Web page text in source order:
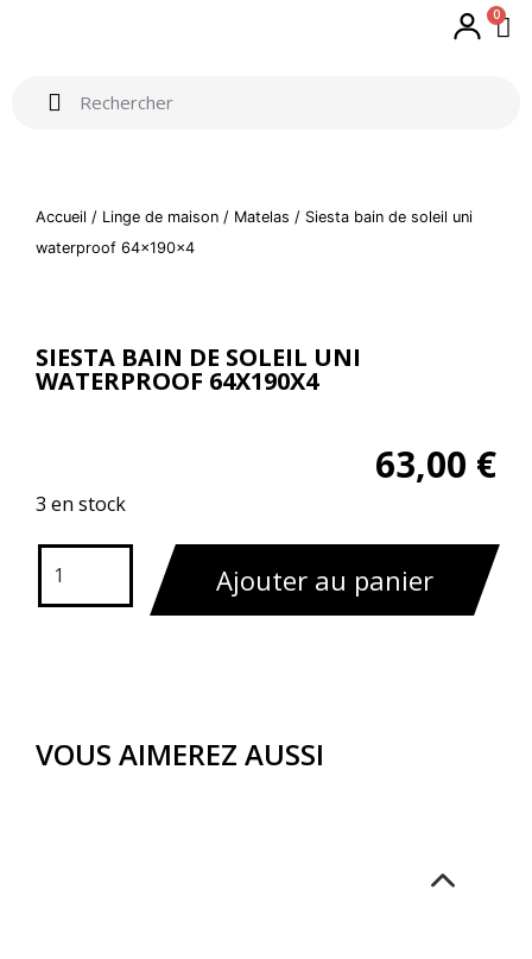
0
Accueil / Linge de maison / Matelas / Siesta bain de soleil uni
waterproof 64x190x4
SIESTA BAIN DE SOLEIL UNI
WATERPROOF 64X190X4
63,00 €
3 en stock
Ajouter au panier
VOUS AIMEREZ AUSSI